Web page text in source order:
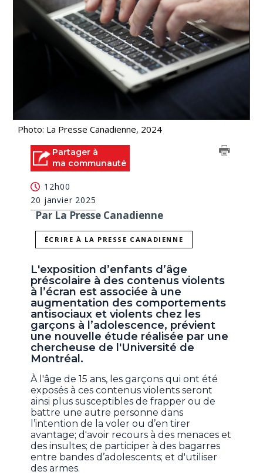
Photo: La Presse Canadienne, 2024
Partager à
ma communauté
12h00
20 janvier 2025
Par La Presse Canadienne
ÉCRIRE À LA PRESSE CANADIENNE
L'exposition d’enfants d’âge
préscolaire à des contenus violents
à l’écran est associée à une
augmentation des comportements
antisociaux et violents chez les
garçons à l’adolescence, prévient
une nouvelle étude réalisée par une
chercheuse de l'Université de
Montréal.
À l'âge de 15 ans, les garçons qui ont été
exposés à ces contenus violents seront
ainsi plus susceptibles de frapper ou de
battre une autre personne dans
l’intention de la voler ou d’en tirer
avantage; d'avoir recours à des menaces et
des insultes; de participer à des bagarres
entre bandes d’adolescents; et d'utiliser
des armes.